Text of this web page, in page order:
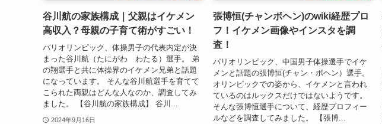
谷川航の家族構成｜父親はイケメン
高収入？母親の子育て術がすごい！
パリオリンピック、体操男子の代表内定が決
まった谷川航（たにがわ わたる）選手。 弟
の翔選手と共に体操界のイケメン兄弟と話題
になっています。 そんな谷川航選手を育てて
こられた両親はどんな人なのか、調査してみ
ました。 【谷川航の家族構成】 谷川...
2024年9月16日
張博恒(チャンボヘン)のwiki経歴プロ
フ！イケメン画像やインスタを調
査！
パリオリンピック、中国男子体操選手でイケ
メンと話題の張博恒(チャン・ボヘン）選手。
オリンピックでの姿から、イケメンと言われ
ているのはルックスだけではないようです。
そんな張博恒選手について、経歴プロフィー
ルなどを調査してみました。 【張博...